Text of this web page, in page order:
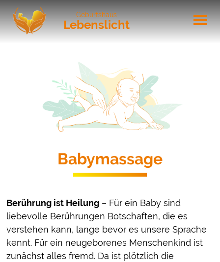
Geburtshaus
Lebenslicht
Babymassage
Berührung ist Heilung – Für ein Baby sind
liebevolle Berührungen Botschaften, die es
verstehen kann, lange bevor es unsere Sprache
kennt. Für ein neugeborenes Menschenkind ist
zunächst alles fremd. Da ist plötzlich die